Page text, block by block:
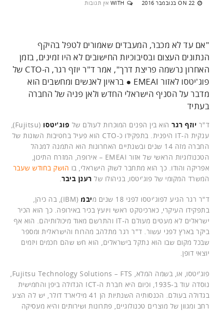
ON 22 בנובמבר 2016 WITH אין תגובות
"אם עד לא מכבר, המעבדים שאמורים לטפל בהיקף
הנתונים העצום ובסיבוכיות החישובים לא היו זמינים, בזמן
האחרון נרשמה פריצת דרך", אמר ד"ר יוזף רגר, ה-CTO של
פוג'יטסו לאזור EMEAI ● בראיון לאנשים ומחשבים הוא
מדבר על הסניף הישראלי החדש ולאן פניה של החברה
בעתיד
ד"ר יוזף רגר הוא בין הפנים המוכרות לעולם של פוג'יטסו
(Fujitsu),
ענקית ה-IT היפנית. בתפקידו כ-CTO הוא פעיל בחטיבות השונות של
החברה מזה 14 שנים ובשנתיים האחרונות הוא התמנה למנהל
הטכנולוגיות הראשי של אזור EMEAI – אירופה, המזרח התיכון,
אפריקה והודו. כך הוא מתחבר לשוק הישראלי, בו הושק בחודש שעבר
המשרד המקומי של פוג'יטסו, בניהולו של רענן ביבר.
ד"ר רגר הגיע לפוג'יטסו לפני 18 שנים מ יבמ
(IBM), בה כיהן,
בתפקידו העיקרי, כארכיטקט ראשי ויועץ בכיר באירופה. כך הוא הכיר
ישראלים לא מעטים מעולם ה-IT והתרשם מאוד מיכולותיהם. הוא אף
ביקר בארץ לפני עשור. ד"ר רגר מתלהב מהרוח והישראלית ומספר
שבכל מקום שבו הוא נתקל בישראלים, הוא חש שהם חכמים ויזמים
יוצאי דופן.
פוג'יטסו, או, בשמה המלא, Fujitsu Technology Solutions – FTS,
נוסדה עוד ב-1935, וכיום היא חברת ה-ICT הגדולה ביפן והחמישית
בגדולה בעולם. הכנסותיה השנתיות הן 41 מיליארד דולר, יש לה הצע
רחב ומגוון של מוצרים טכנולוגיים, פתרונות ושירותים והיא מעסיקה